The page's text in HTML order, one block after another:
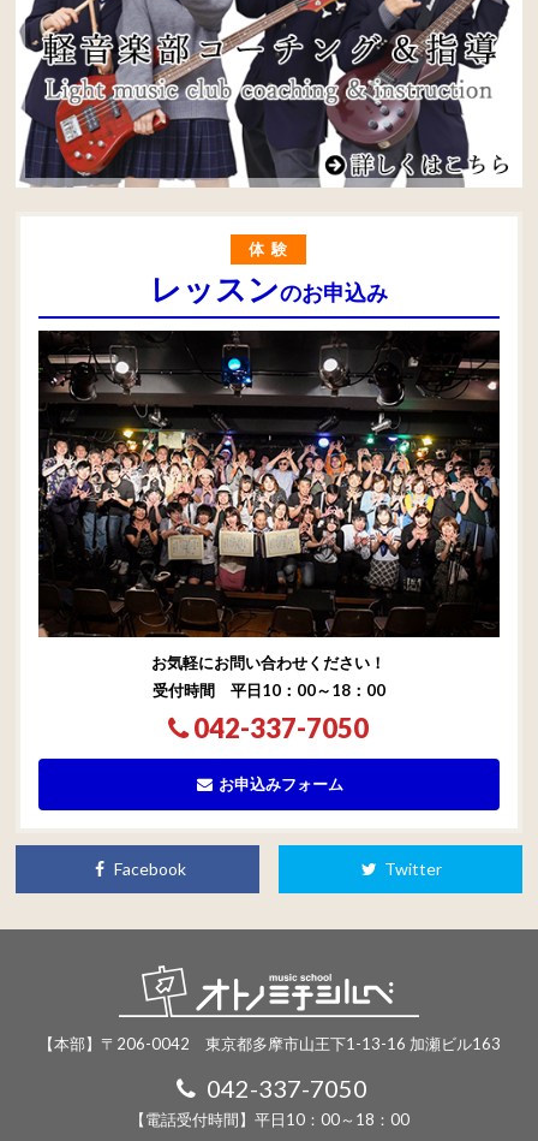
体験
レッスンのお申込み
お気軽にお問い合わせください！
受付時間 平日10：00～18：00
042-337-7050
お申込みフォーム
Facebook Twitter
【本部】〒206-0042 東京都多摩市山王下1-13-16 加瀬ビル163
042-337-7050
【電話受付時間】平日10：00～18：00